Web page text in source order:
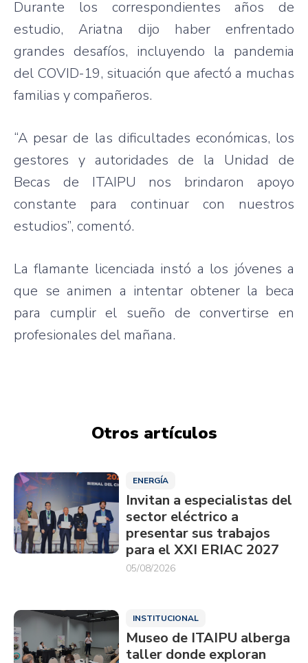
Durante los correspondientes años de
estudio, Ariatna dijo haber enfrentado
grandes desafíos, incluyendo la pandemia
del COVID-19, situación que afectó a muchas
familias y compañeros.
“A pesar de las dificultades económicas, los
gestores y autoridades de la Unidad de
Becas de ITAIPU nos brindaron apoyo
constante para continuar con nuestros
estudios”, comentó.
La flamante licenciada instó a los jóvenes a
que se animen a intentar obtener la beca
para cumplir el sueño de convertirse en
profesionales del mañana.
Otros artículos
ENERGÍA
Invitan a especialistas del
sector eléctrico a
presentar sus trabajos
para el XXI ERIAC 2027
05/08/2026
INSTITUCIONAL
Museo de ITAIPU alberga
taller donde exploran